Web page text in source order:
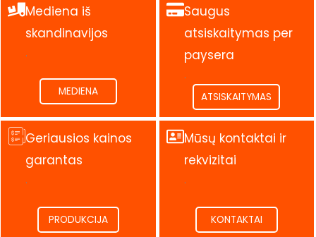
Mediena iš
skandinavijos
.
MEDIENA
Saugus
atsiskaitymas per
paysera
.
ATSISKAITYMAS
Geriausios kainos
garantas
.
PRODUKCIJA
Mūsų kontaktai ir
rekvizitai
.
KONTAKTAI